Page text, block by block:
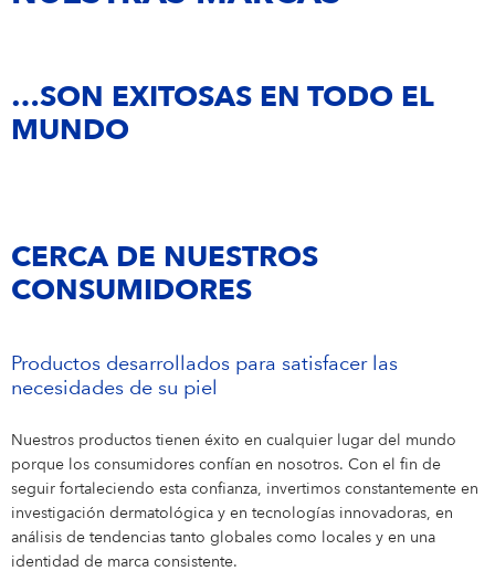
NIVEA MEN
…SON EXITOSAS EN TODO EL
MUNDO
CERCA DE NUESTROS
CONSUMIDORES
Productos desarrollados para satisfacer las
necesidades de su piel
Nuestros productos tienen éxito en cualquier lugar del mundo
porque los consumidores confían en nosotros. Con el fin de
seguir fortaleciendo esta confianza, invertimos constantemente en
investigación dermatológica y en tecnologías innovadoras, en
análisis de tendencias tanto globales como locales y en una
identidad de marca consistente.